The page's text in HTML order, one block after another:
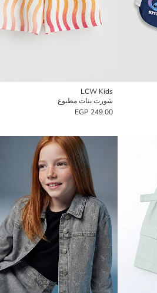
LCW Kids
شورت بنات مطبوع
249.00 EGP